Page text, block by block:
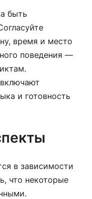
быть
время и место
поведения —
и готовность
в зависимости
что некоторые